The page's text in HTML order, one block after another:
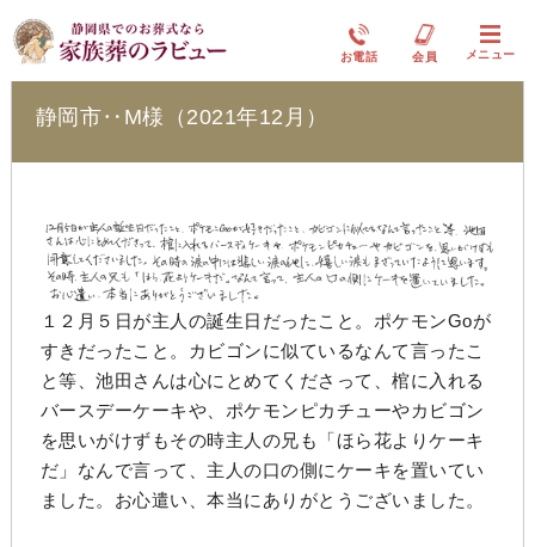
お電話 会員 メニュー
ラビュー静岡下島
静岡市‥M様（2021年12月）
１２月５日が主人の誕生日だったこと。ポケモンGoが
すきだったこと。カビゴンに似ているなんて言ったこ
と等、池田さんは心にとめてくださって、棺に入れる
バースデーケーキや、ポケモンピカチューやカビゴン
を思いがけずもその時主人の兄も「ほら花よりケーキ
だ」なんで言って、主人の口の側にケーキを置いてい
ました。お心遣い、本当にありがとうございました。